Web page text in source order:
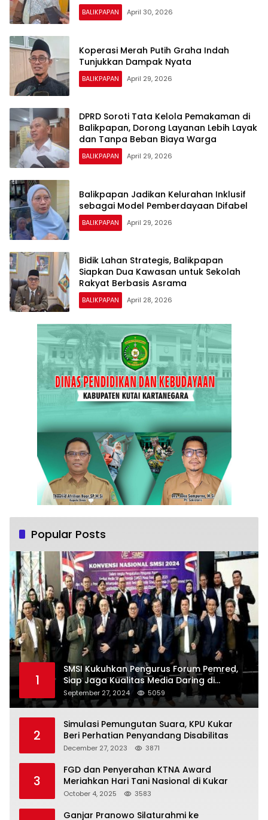
BALIKPAPAN April 30, 2026
Koperasi Merah Putih Graha Indah
Tunjukkan Dampak Nyata
BALIKPAPAN April 29, 2026
DPRD Soroti Tata Kelola Pemakaman di
Balikpapan, Dorong Layanan Lebih Layak
dan Tanpa Beban Biaya Warga
BALIKPAPAN April 29, 2026
Balikpapan Jadikan Kelurahan Inklusif
sebagai Model Pemberdayaan Difabel
BALIKPAPAN April 29, 2026
Bidik Lahan Strategis, Balikpapan
Siapkan Dua Kawasan untuk Sekolah
Rakyat Berbasis Asrama
BALIKPAPAN April 28, 2026
Popular Posts
1
SMSI Kukuhkan Pengurus Forum Pemred,
Siap Jaga Kualitas Media Daring di
Indonesia
September 27, 2024 5059
2
Simulasi Pemungutan Suara, KPU Kukar
Beri Perhatian Penyandang Disabilitas
December 27, 2023 3871
3
FGD dan Penyerahan KTNA Award
Meriahkan Hari Tani Nasional di Kukar
October 4, 2025 3583
Ganjar Pranowo Silaturahmi ke